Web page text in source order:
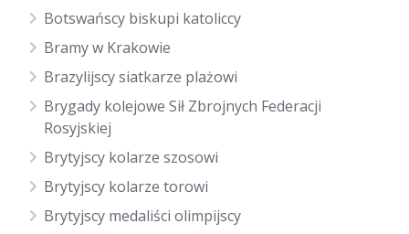
Botswańscy biskupi katoliccy
Bramy w Krakowie
Brazylijscy siatkarze plażowi
Brygady kolejowe Sił Zbrojnych Federacji
Rosyjskiej
Brytyjscy kolarze szosowi
Brytyjscy kolarze torowi
Brytyjscy medaliści olimpijscy